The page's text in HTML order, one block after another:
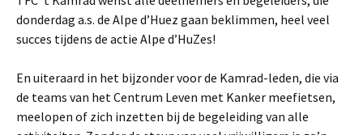
donderdag a.s. de Alpe d’Huez gaan beklimmen, heel veel
succes tijdens de actie Alpe d’HuZes!
En uiteraard in het bijzonder voor de Kamrad-leden, die via
de teams van het Centrum Leven met Kanker meefietsen,
meelopen of zich inzetten bij de begeleiding van alle